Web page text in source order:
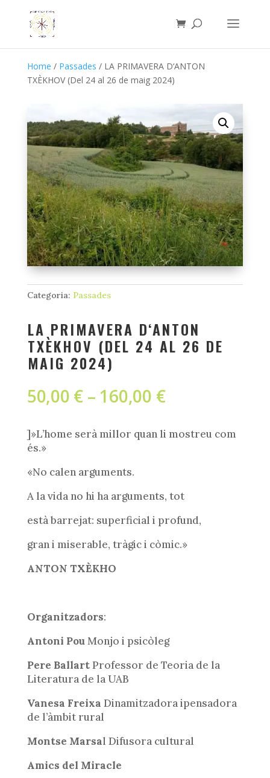
Home / Passades / LA PRIMAVERA D‘ANTON
TXÈKHOV (Del 24 al 26 de maig 2024)
Categoria: Passades
LA PRIMAVERA D‘ANTON
TXÈKHOV (DEL 24 AL 26 DE
MAIG 2024)
50,00 € – 160,00 €Interval
de
50,00 €
]»L’home serà millor quan li mostreu com
és.»
«No calen arguments.
A la vida no hi ha arguments, tot
està barrejat: superficial i profund,
gran i miserable, tràgic i còmic.»
ANTON TXÈKHO
Organitzadors:
Antoni PouMonjo i psicòleg
Pere BallartProfessor de Teoria de la
Literatura de la UAB
Vanesa Freixa Dinamitzadora ipensadora
de l’àmbit rural
Montse Marsal Difusora cultural
Amics del Miracle